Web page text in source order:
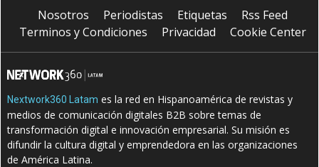
Nosotros Periodistas Etiquetas
Rss Feed
Terminos y Condiciones
Privacidad Cookie Center
Nextwork360 Latam es la red en Hispanoamérica de revistas y
medios de comunicación digitales B2B sobre temas de
transformación digital e innovación empresarial. Su misión es
difundir la cultura digital y emprendedora en las organizaciones
de América Latina.